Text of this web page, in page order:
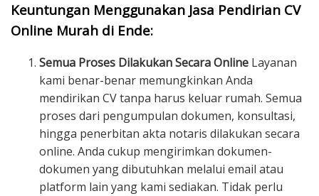
Keuntungan Menggunakan Jasa Pendirian CV
Online Murah di Ende:
Semua Proses Dilakukan Secara Online Layanan
kami benar-benar memungkinkan Anda
mendirikan CV tanpa harus keluar rumah. Semua
proses dari pengumpulan dokumen, konsultasi,
hingga penerbitan akta notaris dilakukan secara
online. Anda cukup mengirimkan dokumen-
dokumen yang dibutuhkan melalui email atau
platform lain yang kami sediakan. Tidak perlu